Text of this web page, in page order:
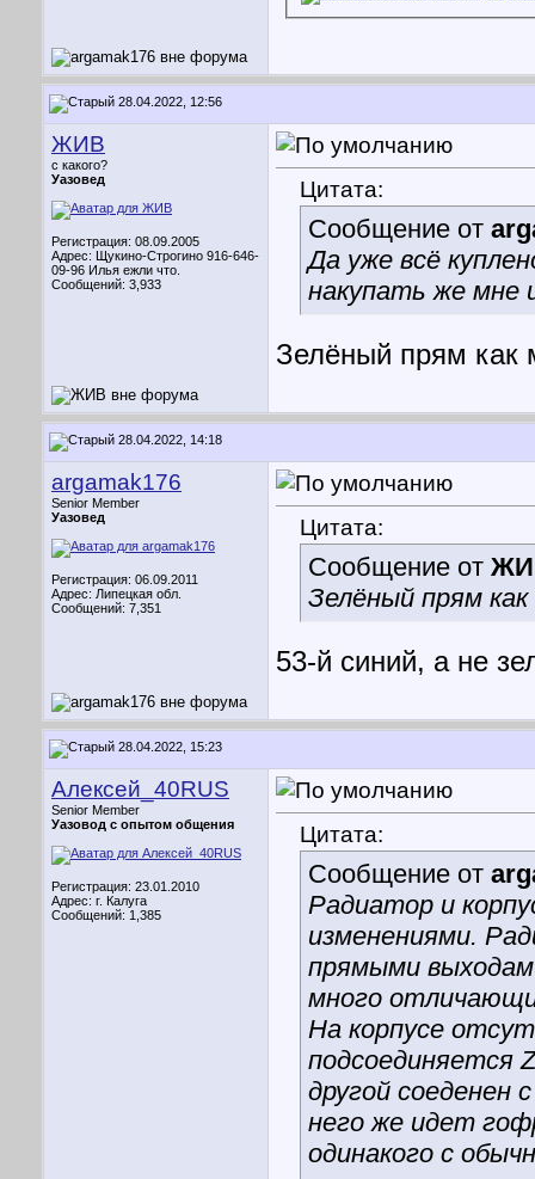
28.04.2022, 12:56
ЖИВ
с какого?
Уазовед
Регистрация: 08.09.2005
Адрес: Щукино-Строгино 916-646-
09-96 Илья ежли что.
Сообщений: 3,933
Цитата:
Сообщение от
Да уже всё
накупать же мне
Зелёный прям как
28.04.2022, 14:18
argamak176
Senior Member
Уазовед
Регистрация: 06.09.2011
Адрес: Липецкая обл.
Сообщений: 7,351
Цитата:
Сообщение от
Зелёный прям
53-й синий, а не
28.04.2022, 15:23
Алексей_40RUS
Senior Member
Уазовод с опытом общения
Регистрация: 23.01.2010
Адрес: г. Калуга
Сообщений: 1,385
Цитата:
Сообщение от
Радиатор и
изменениями.
прямыми
много
На корпусе
подсоединяется
другой
него же идет
одинакого с